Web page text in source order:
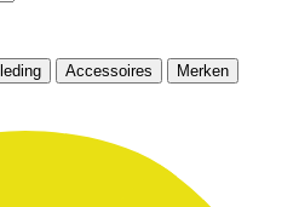
Accessoires
Merken